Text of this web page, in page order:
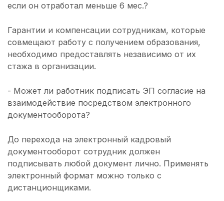
если он отработал меньше 6 мес.?
Гарантии и компенсации сотрудникам, которые
совмещают работу с получением образования,
необходимо предоставлять независимо от их
стажа в организации.
- Может ли работник подписать ЭП согласие на
взаимодействие посредством электронного
документооборота?
До перехода на электронный кадровый
документооборот сотрудник должен
подписывать любой документ лично. Применять
электронный формат можно только с
дистанционщиками.